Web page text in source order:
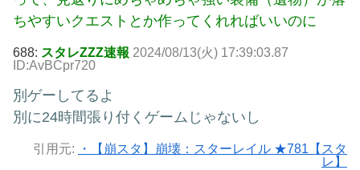
ちやすいクエストとか作ってくれればいいのに
688: スタレZZZ速報 2024/08/13(火) 17:39:03.87
ID:AvBCpr720
別ゲーしてるよ
別に24時間張り付くゲームじゃないし
引用元:
・【崩スタ】崩壊：スターレイル ★781【スタ
レ】